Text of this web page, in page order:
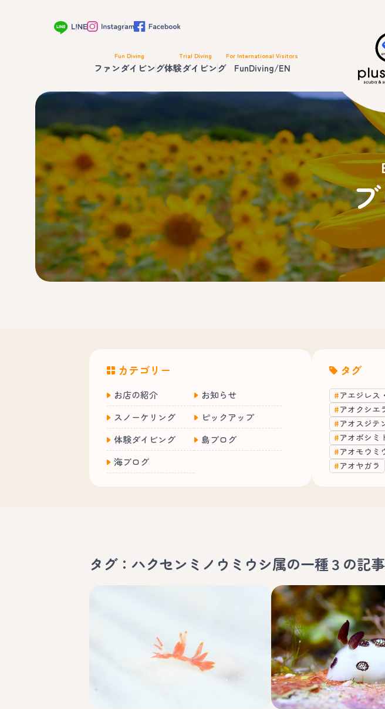
Fun Diving
ファンダイビング
Trial Diving
体験ダイビング
For International Visitors
FunDiving/EN
カテゴリー
お店の紹介
お知らせ
スノーケリング
ピックアップ
体験ダイビング
島ブログ
海ブログ
タグ
アエジレス
アオクシエ
アオスジテ
アオボシミ
アオモウミ
アオヤガラ
タグ：ハクセンミノウミウシ属の一種３ の記